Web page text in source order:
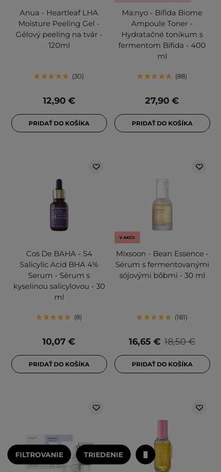
Anua - Heartleaf LHA
Moisture Peeling Gel -
Gélový peeling na tvár -
120ml
30
12,90 €
PRIDAŤ DO KOŠÍKA
Ma:nyo - Bifida Biome
Ampoule Toner -
Hydratačné tonikum s
fermentom Bifida - 400
ml
88
27,90 €
PRIDAŤ DO KOŠÍKA
Cos De BAHA - S4
Salicylic Acid BHA 4%
Serum - Sérum s
kyselinou salicylovou - 30
ml
8
10,07 €
PRIDAŤ DO KOŠÍKA
V AKCII
Mixsoon - Bean Essence -
Sérum s fermentovanými
sójovými bôbmi - 30 ml
181
18,50 €
16,65 €
PRIDAŤ DO KOŠÍKA
FILTROVANIE TRIEDENIE